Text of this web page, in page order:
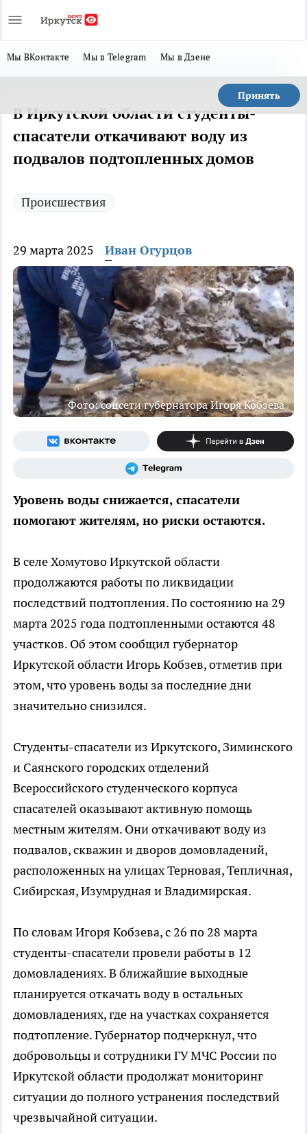
Мы ВКонтакте Мы в Telegram Мы в Дзене
Принять
В Иркутской области студенты-
спасатели откачивают воду из
подвалов подтопленных домов
Происшествия
29 марта 2025 Иван Огурцов
Фото: соцсети губернатора Игоря Кобзева
Уровень воды снижается, спасатели
помогают жителям, но риски остаются.
В селе Хомутово Иркутской области
продолжаются работы по ликвидации
последствий подтопления. По состоянию на 29
марта 2025 года подтопленными остаются 48
участков. Об этом сообщил губернатор
Иркутской области Игорь Кобзев, отметив при
этом, что уровень воды за последние дни
значительно снизился.
Студенты-спасатели из Иркутского, Зиминского
и Саянского городских отделений
Всероссийского студенческого корпуса
спасателей оказывают активную помощь
местным жителям. Они откачивают воду из
подвалов, скважин и дворов домовладений,
расположенных на улицах Терновая, Тепличная,
Сибирская, Изумрудная и Владимирская.
По словам Игоря Кобзева, с 26 по 28 марта
студенты-спасатели провели работы в 12
домовладениях. В ближайшие выходные
планируется откачать воду в остальных
домовладениях, где на участках сохраняется
подтопление. Губернатор подчеркнул, что
добровольцы и сотрудники ГУ МЧС России по
Иркутской области продолжат мониторинг
ситуации до полного устранения последствий
чрезвычайной ситуации.